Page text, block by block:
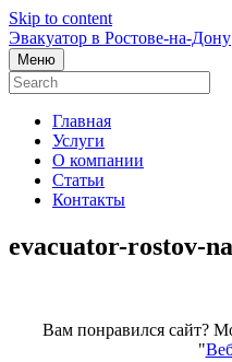
Skip to content
Эвакуатор в Ростове-на-Дону
Меню
Главная
Услуги
О компании
Статьи
Контакты
evacuator-rostov-
Вам понравился сайт?
"